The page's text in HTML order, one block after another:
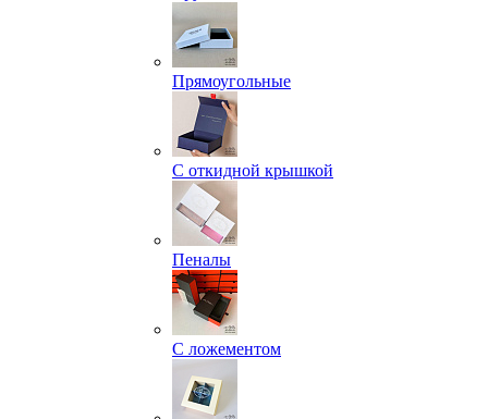
Прямоугольные
С откидной крышкой
Пеналы
С ложементом